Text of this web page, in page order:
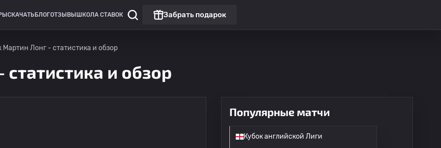
СКАЧАТЬ БЛОГОТЗЫВЫ ШКОЛА СТАВОК Забрать подарок
Лонг - статистика и обзор
и обзор
Популярные матчи
Кубок английской Лиги